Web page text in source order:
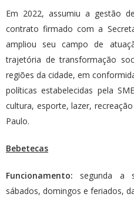
Em 2022, assumiu a gestão
contrato firmado com a
ampliou seu campo de
trajetória de transformação
regiões da cidade, em
políticas estabelecidas pela
cultura, esporte, lazer,
Paulo.
Bebetecas
Funcionamento: segunda a
sábados, domingos e feriados,